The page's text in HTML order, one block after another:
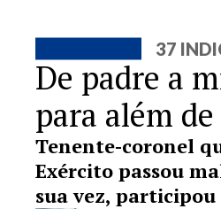
37
De padre a
para além
Tenente-coronel
Exército passou
sua vez,